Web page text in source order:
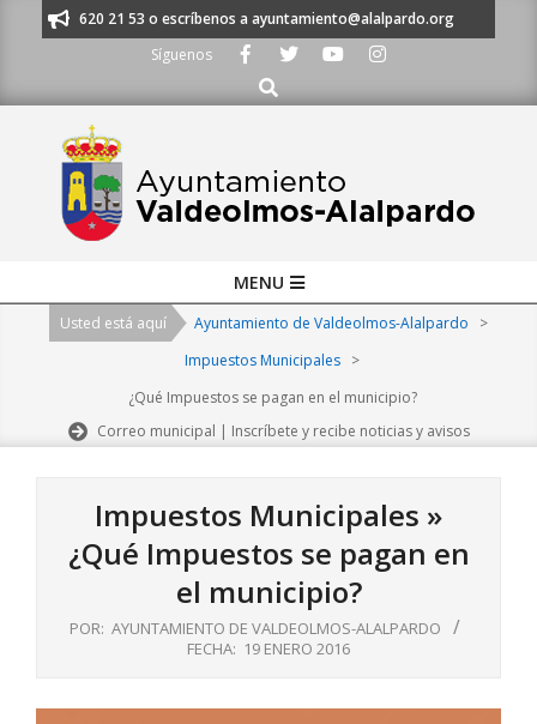
al 91 620 21 53 o escríbenos a ayuntamiento@alalpardo.org
Síguenos
Buscar
Navigation
MENU
Usted está aquí Ayuntamiento de Valdeolmos-Alalpardo
>
Impuestos Municipales >
¿Qué Impuestos se pagan en el municipio?
Correo municipal | Inscríbete y recibe noticias y avisos
Impuestos Municipales »
¿Qué Impuestos se pagan en
el municipio?
POR: AYUNTAMIENTO DE VALDEOLMOS-ALALPARDO
FECHA: 19 ENERO 2016